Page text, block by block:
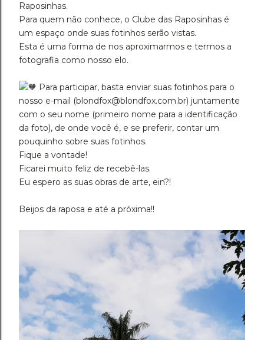
Raposinhas.
Para quem não conhece, o Clube das Raposinhas é
um espaço onde suas fotinhos serão vistas.
Esta é uma forma de nos aproximarmos e termos a
fotografia como nosso elo.
Para participar, basta enviar suas fotinhos para o
nosso e-mail (blondfox@blondfox.com.br) juntamente
com o seu nome (primeiro nome para a identificação
da foto), de onde você é, e se preferir, contar um
pouquinho sobre suas fotinhos.
Fique a vontade!
Ficarei muito feliz de recebê-las.
Eu espero as suas obras de arte, ein?!
Beijos da raposa e até a próxima!!